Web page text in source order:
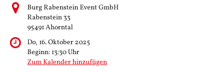
Burg Rabenstein Event GmbH
Rabenstein 33
95491 Ahorntal
Do, 16. Oktober 2025
Beginn: 13:30Uhr
Zum Kalender hinzufügen